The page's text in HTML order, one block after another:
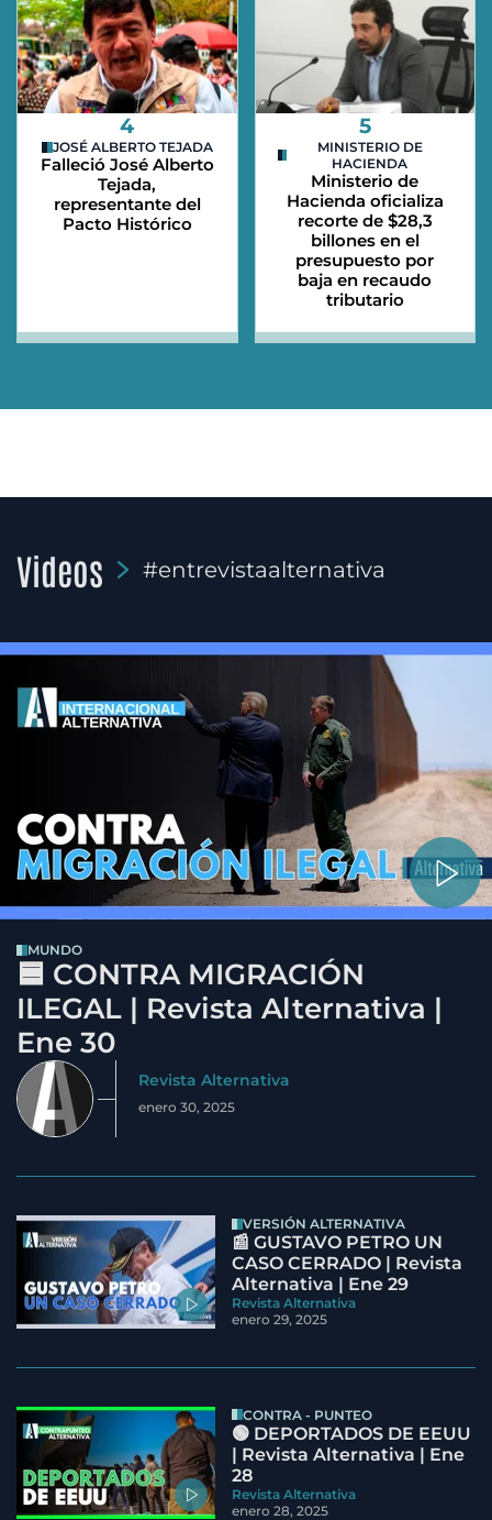
4
JOSÉ ALBERTO TEJADA
Falleció José Alberto
Tejada,
representante del
Pacto Histórico
5
MINISTERIO DE
HACIENDA
Ministerio de
Hacienda oficializa
recorte de $28,3
billones en el
presupuesto por
baja en recaudo
tributario
Videos #entrevistaalternativa
MUNDO
🟦 CONTRA MIGRACIÓN
ILEGAL | Revista Alternativa |
Ene 30
Revista Alternativa
enero 30, 2025
VERSIÓN ALTERNATIVA
📰 GUSTAVO PETRO UN
CASO CERRADO | Revista
Alternativa | Ene 29
Revista Alternativa
enero 29, 2025
CONTRA - PUNTEO
🟢 DEPORTADOS DE EEUU
| Revista Alternativa | Ene
28
Revista Alternativa
enero 28, 2025